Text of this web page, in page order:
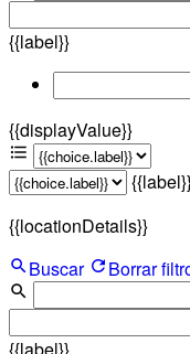
{{label}}
{{displayValue}}
{{locationDetails}}
Buscar
Borrar